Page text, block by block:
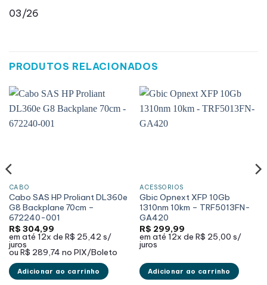
03/26
PRODUTOS RELACIONADOS
CABO
Cabo SAS HP Proliant DL360e
G8 Backplane 70cm –
672240-001
R$ 304,99
em até 12x de R$ 25,42 s/
juros
ou R$ 289,74 no PIX/Boleto
Adicionar ao carrinho
ACESSÓRIOS
Gbic Opnext XFP 10Gb
1310nm 10km – TRF5013FN-
GA420
R$ 299,99
em até 12x de R$ 25,00 s/
juros
Adicionar ao carrinho